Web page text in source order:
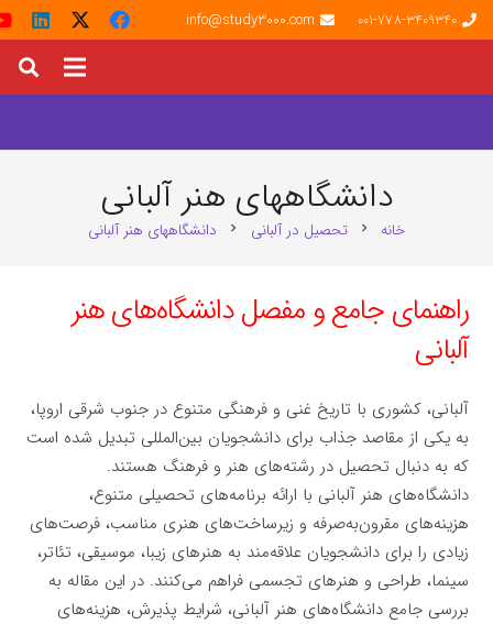
001-778-3409340
info@study3000.com
دانشگاههای هنر آلبانی
خانه chevron_right تحصیل در آلبانی chevron_right دانشگاههای هنر آلبانی
راهنمای جامع و مفصل دانشگاه‌های هنر
آلبانی
آلبانی، کشوری با تاریخ غنی و فرهنگی متنوع در جنوب شرقی اروپا،
به یکی از مقاصد جذاب برای دانشجویان بین‌المللی تبدیل شده است
که به دنبال تحصیل در رشته‌های هنر و فرهنگ هستند.
دانشگاه‌های هنر آلبانی با ارائه برنامه‌های تحصیلی متنوع،
هزینه‌های مقرون‌به‌صرفه و زیرساخت‌های هنری مناسب، فرصت‌های
زیادی را برای دانشجویان علاقه‌مند به هنرهای زیبا، موسیقی، تئاتر،
سینما، طراحی و هنرهای تجسمی فراهم می‌کنند. در این مقاله به
بررسی جامع دانشگاه‌های هنر آلبانی، شرایط پذیرش، هزینه‌های